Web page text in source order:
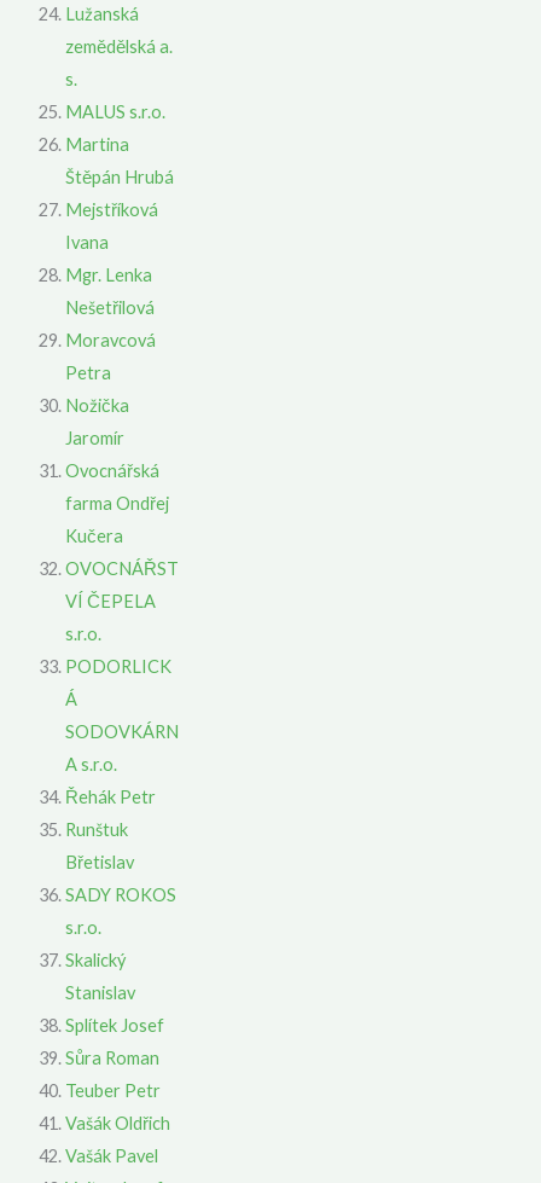
Lužanská
zemědělská a.
s.
MALUS s.r.o.
Martina
Štěpán Hrubá
Mejstříková
Ivana
Mgr. Lenka
Nešetřilová
Moravcová
Petra
Nožička
Jaromír
Ovocnářská
farma Ondřej
Kučera
OVOCNÁŘST
VÍ ČEPELA
s.r.o.
PODORLICK
Á
SODOVKÁRN
A s.r.o.
Řehák Petr
Runštuk
Břetislav
SADY ROKOS
s.r.o.
Skalický
Stanislav
Splítek Josef
Sůra Roman
Teuber Petr
Vašák Oldřich
Vašák Pavel